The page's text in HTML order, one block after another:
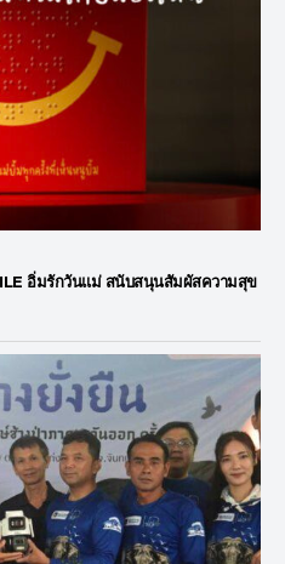
อิ่มรักวันแม่ สนับสนุนสัมผัสความสุข